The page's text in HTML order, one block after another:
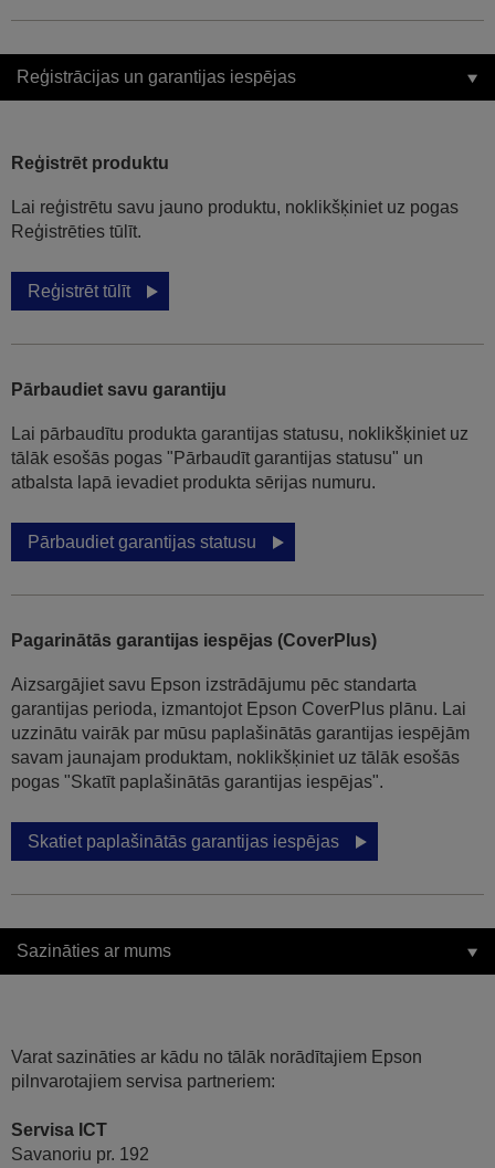
Reģistrācijas un garantijas iespējas
Reģistrēt produktu
Lai reģistrētu savu jauno produktu, noklikšķiniet uz pogas
Reģistrēties tūlīt.
Reģistrēt tūlīt
Pārbaudiet savu garantiju
Lai pārbaudītu produkta garantijas statusu, noklikšķiniet uz
tālāk esošās pogas "Pārbaudīt garantijas statusu" un
atbalsta lapā ievadiet produkta sērijas numuru.
Pārbaudiet garantijas statusu
Pagarinātās garantijas iespējas (CoverPlus)
Aizsargājiet savu Epson izstrādājumu pēc standarta
garantijas perioda, izmantojot Epson CoverPlus plānu. Lai
uzzinātu vairāk par mūsu paplašinātās garantijas iespējām
savam jaunajam produktam, noklikšķiniet uz tālāk esošās
pogas "Skatīt paplašinātās garantijas iespējas".
Skatiet paplašinātās garantijas iespējas
Sazināties ar mums
Varat sazināties ar kādu no tālāk norādītajiem Epson
pilnvarotajiem servisa partneriem:
Servisa ICT
Savanoriu pr. 192